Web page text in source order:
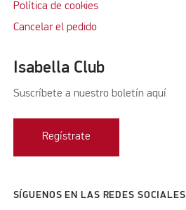
Política de cookies
Cancelar el pedido
Isabella Club
Suscríbete a nuestro boletín aquí
Regístrate
SÍGUENOS EN LAS REDES SOCIALES